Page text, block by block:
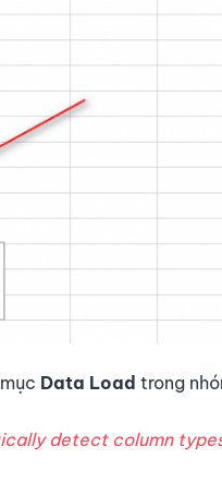
Data Load trong
detect column